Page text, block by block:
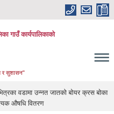
गाउँ कार्यपालिकाको
र सुशासन"
वडामा उन्नत जातको बोयर क्रस बोका
औषधि वितरण